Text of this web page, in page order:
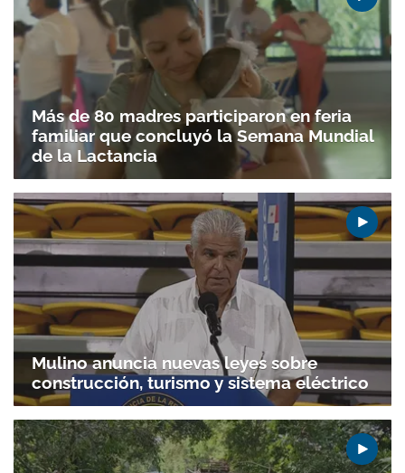
Más de 80 madres participaron en feria
familiar que concluyó la Semana Mundial
de la Lactancia
Mulino anuncia nuevas leyes sobre
construcción, turismo y sistema eléctrico